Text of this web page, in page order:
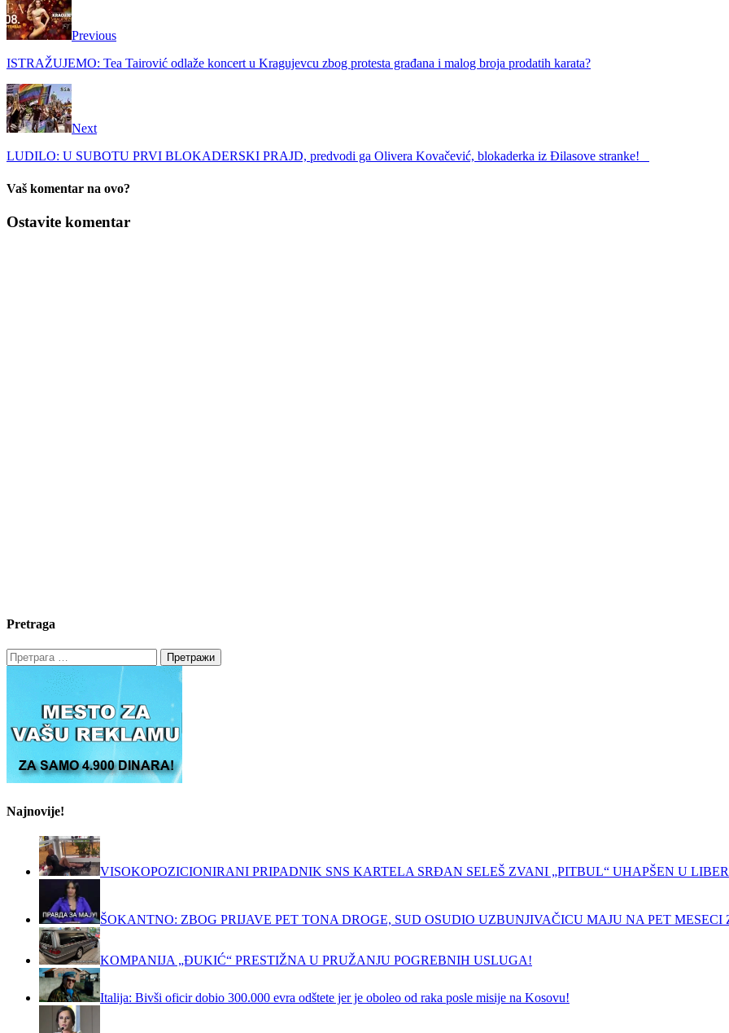
Previous
ISTRAŽUJEMO: Tea Tairović odlaže koncert u Kragujevcu zbog protesta građana i malog broja prodatih karata?
Next
LUDILO: U SUBOTU PRVI BLOKADERSKI PRAJD, predvodi ga Olivera Kovačević, blokaderka iz Đilasove stranke!
Vaš komentar na ovo?
Ostavite komentar
Pretraga
Претрага
за:
Najnovije!
VISOKOPOZICIONIRANI PRIPADNIK SNS KARTELA SRĐAN SELEŠ ZVANI „PITBUL“ UHAPŠEN U
ŠOKANTNO: ZBOG PRIJAVE PET TONA DROGE, SUD OSUDIO UZBUNJIVAČICU MAJU NA PET
KOMPANIJA „ĐUKIĆ“ PRESTIŽNA U PRUŽANJU POGREBNIH USLUGA!
Italija: Bivši oficir dobio 300.000 evra odštete jer je oboleo od raka posle misije na Kosovu!